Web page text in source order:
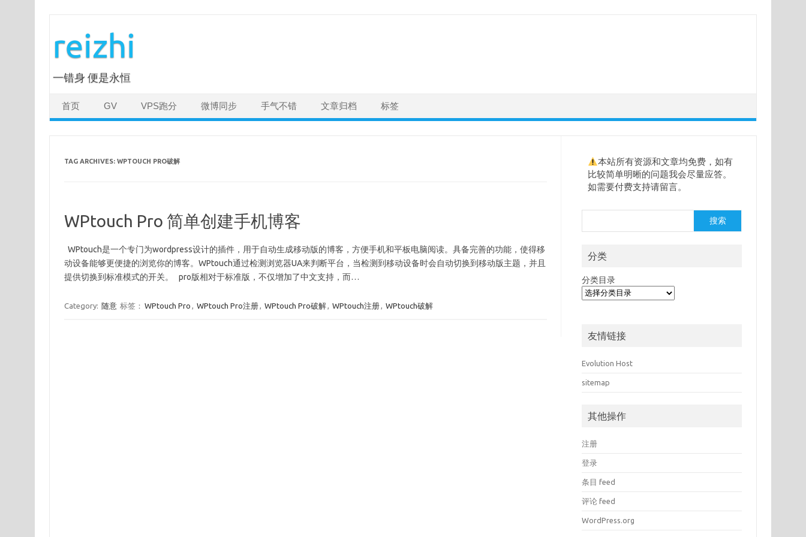
reizhi
一错身 便是永恒
首页 GV VPS跑分 微博同步 手气不错 文章归档 标签
TAG ARCHIVES: WPTOUCH PRO破解
WPtouch Pro 简单创建手机博客
WPtouch是一个专门为wordpress设计的插件，用于自动生成移动版的博客，方便手机和平板电脑阅读。具备完善的功能，使得移
动设备能够更便捷的浏览你的博客。WPtouch通过检测浏览器UA来判断平台，当检测到移动设备时会自动切换到移动版主题，并且
提供切换到标准模式的开关。 pro版相对于标准版，不仅增加了中文支持，而…
Category: 随意 标签： WPtouch Pro , WPtouch Pro注册, WPtouch Pro破解, WPtouch注册, WPtouch破解
本站所有资源和文章均免费，如有
比较简单明晰的问题我会尽量应答。
如需要付费支持请留言。
索
搜索
分类
分类目录
友情链接
Evolution Host
sitemap
其他操作
注册
登录
条目 feed
评论 feed
WordPress.org